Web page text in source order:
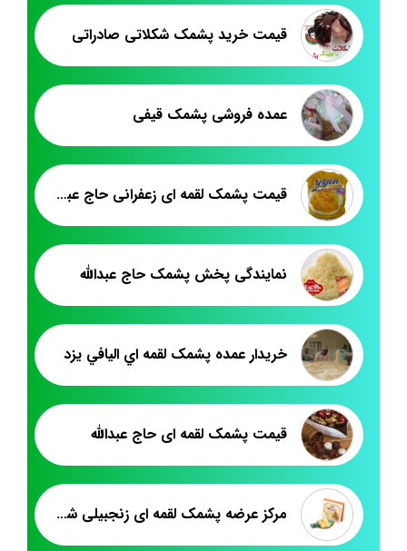
قیمت خرید پشمک شکلاتی صادراتی
عمده فروشی پشمک قیفی
قیمت پشمک لقمه ای زعفرانی حاج عبدالله
نمایندگی پخش پشمک حاج عبدالله
خريدار عمده پشمک لقمه اي اليافي يزد
قیمت پشمک لقمه ای حاج عبدالله
مرکز عرضه پشمک لقمه ای زنجبیلی شکلاتی